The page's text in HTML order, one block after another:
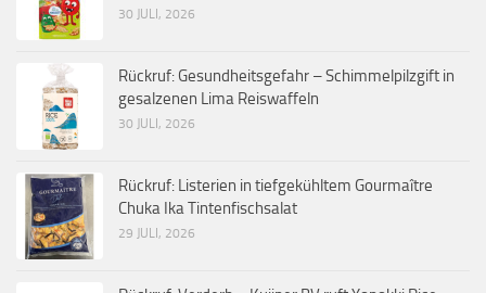
30 JULI, 2026
Rückruf: Gesundheitsgefahr – Schimmelpilzgift in
gesalzenen Lima Reiswaffeln
30 JULI, 2026
Rückruf: Listerien in tiefgekühltem Gourmaître
Chuka Ika Tintenfischsalat
29 JULI, 2026